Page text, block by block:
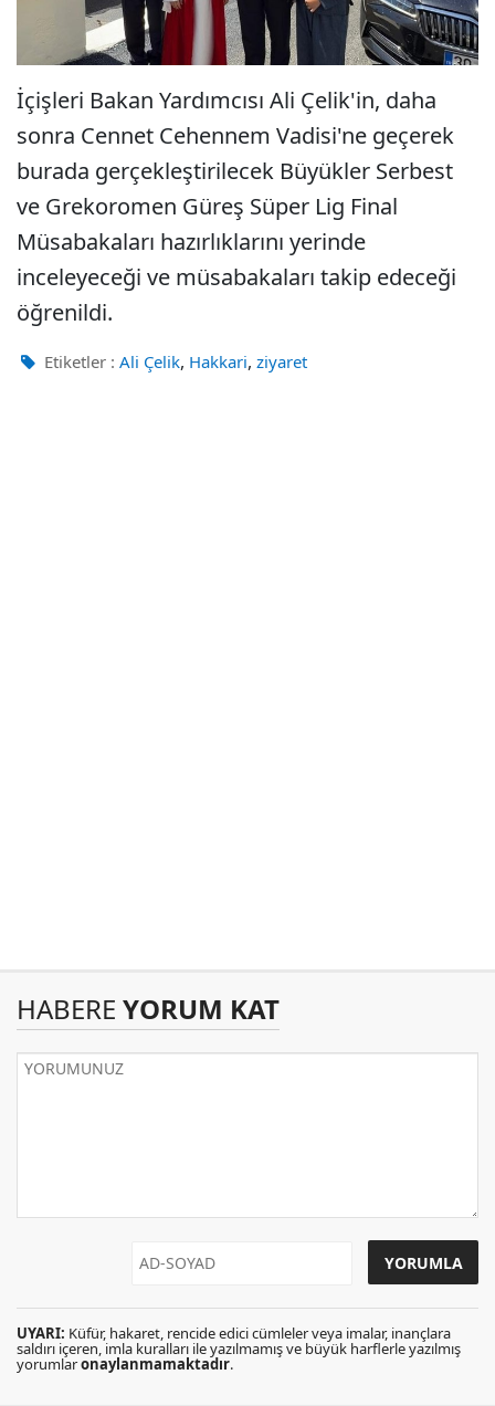
İçişleri Bakan Yardımcısı Ali Çelik'in, daha
sonra Cennet Cehennem Vadisi'ne geçerek
burada gerçekleştirilecek Büyükler Serbest
ve Grekoromen Güreş Süper Lig Final
Müsabakaları hazırlıklarını yerinde
inceleyeceği ve müsabakaları takip edeceği
öğrenildi.
Etiketler : Ali Çelik, Hakkari, ziyaret
HABERE YORUM KAT
UYARI: Küfür, hakaret, rencide edici cümleler veya imalar, inançlara
saldırı içeren, imla kuralları ile yazılmamış ve büyük harflerle yazılmış
yorumlaronaylanmamaktadır.